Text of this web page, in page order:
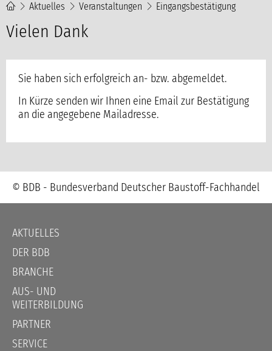
Aktuelles Veranstaltungen Eingangsbestätigung
Vielen Dank
Sie haben sich erfolgreich an- bzw. abgemeldet.
In Kürze senden wir Ihnen eine Email zur Bestätigung
an die angegebene Mailadresse.
© BDB - Bundesverband Deutscher Baustoff-Fachhandel
Navigation
überspringen
AKTUELLES
DER BDB
BRANCHE
AUS- UND
WEITERBILDUNG
PARTNER
SERVICE